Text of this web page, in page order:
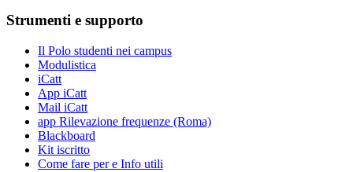
Strumenti e supporto
Il Polo studenti nei campus
Modulistica
iCatt
App iCatt
Mail iCatt
app Rilevazione frequenze (Roma)
Blackboard
Kit iscritto
Come fare per e Info utili